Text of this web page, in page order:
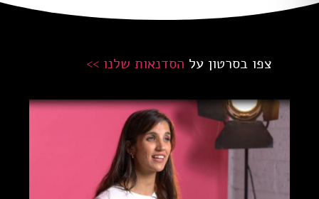
צפו בסרטון על הסדנאות שלנו >>